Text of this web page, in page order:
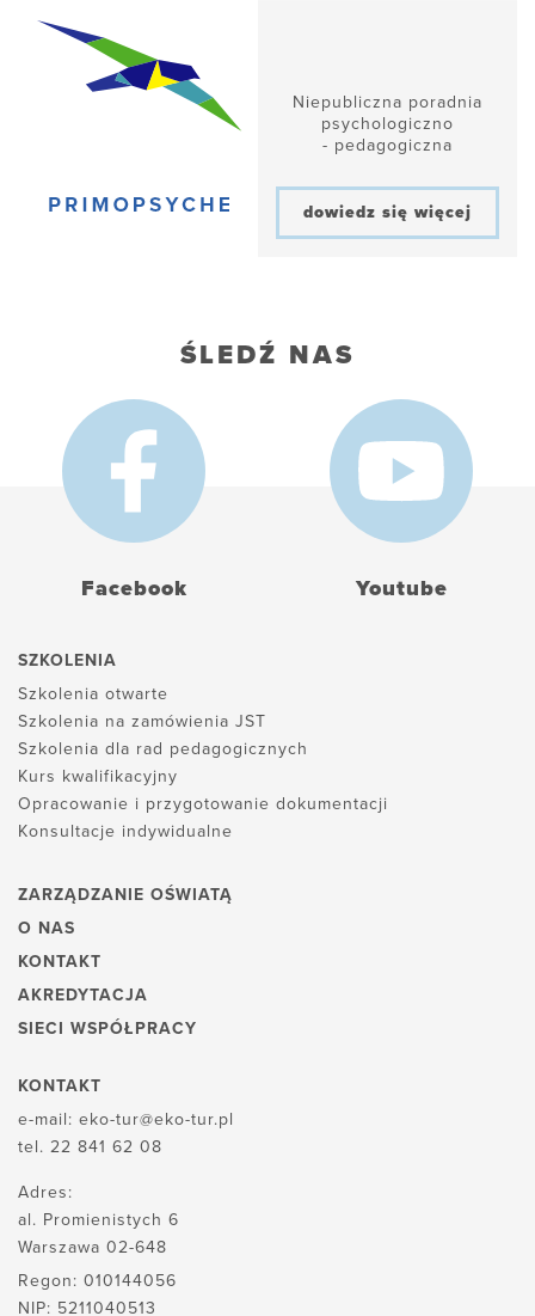
Niepubliczna poradnia
psychologiczno
- pedagogiczna
dowiedz się więcej
ŚLEDŹ NAS
Facebook Youtube
SZKOLENIA
Szkolenia otwarte
Szkolenia na zamówienia JST
Szkolenia dla rad pedagogicznych
Kurs kwalifikacyjny
Opracowanie i przygotowanie dokumentacji
Konsultacje indywidualne
ZARZĄDZANIE OŚWIATĄ
O NAS
KONTAKT
AKREDYTACJA
SIECI WSPÓŁPRACY
KONTAKT
e-mail: eko-tur@eko-tur.pl
tel. 22 841 62 08
Adres:
al. Promienistych 6
Warszawa 02-648
Regon: 010144056
NIP: 5211040513